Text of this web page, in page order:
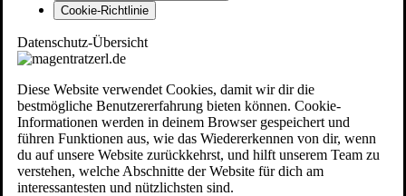
Cookie-Richtlinie
Datenschutz-Übersicht
Diese Website verwendet Cookies, damit wir dir die
bestmögliche Benutzererfahrung bieten können. Cookie-
Informationen werden in deinem Browser gespeichert und
führen Funktionen aus, wie das Wiedererkennen von dir, wenn
du auf unsere Website zurückkehrst, und hilft unserem Team zu
verstehen, welche Abschnitte der Website für dich am
interessantesten und nützlichsten sind.